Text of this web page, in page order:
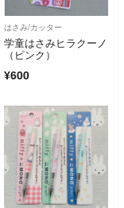
はさみ/カッター
学童はさみヒラクーノ
（ピンク）
¥600